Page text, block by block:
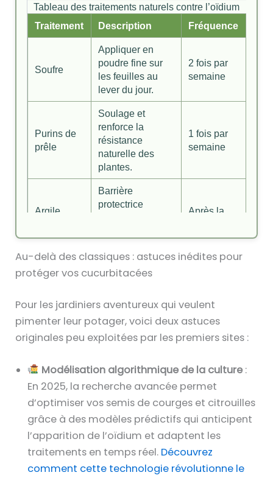
Tableau des traitements naturels contre l’oïdium
Traitement
Description Fréquence
Soufre
Appliquer en
poudre fine sur
les feuilles au
lever du jour.
2 fois par
semaine
Purins de
prêle
Soulage et
renforce la
résistance
naturelle des
plantes.
1 fois par
semaine
Argile
Barrière
protectrice
Après la
Huile
essentielle
Tree
Antifongique,
dans de l’eau.
Au-delà des classiques : astuces inédites pour
protéger vos cucurbitacées
Pour les jardiniers aventureux qui veulent
pimenter leur potager, voici deux astuces
originales peu exploitées par les premiers sites :
Modélisation algorithmique de la culture:
En 2025, la recherche avancée permet
d’optimiser vos semis de courges et citrouilles
grâce à des modèles prédictifs qui anticipent
l’apparition de l’oïdium et adaptent les
traitements en temps réel. Découvrez
comment cette technologie révolutionne le